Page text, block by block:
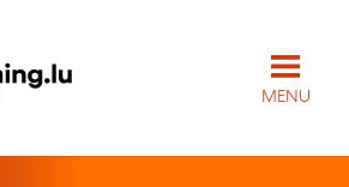
MENU